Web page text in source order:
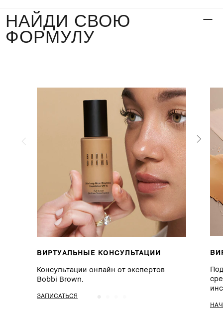
НАЙДИ СВОЮ
ФОРМУЛУ
ВИРТУАЛЬНЫЕ КОНСУЛЬТАЦИИ
Консультации онлайн от экспертов
Bobbi Brown.
ЗАПИСАТЬСЯ